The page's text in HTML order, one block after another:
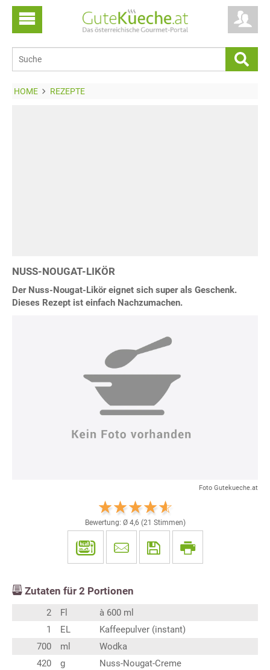
HOME REZEPTE
NUSS-NOUGAT-LIKÖR
Der Nuss-Nougat-Likör eignet sich super als Geschenk.
Dieses Rezept ist einfach Nachzumachen.
Foto Gutekueche.at
Bewertung: Ø 4,6 (21 Stimmen)
Zutaten für 2 Portionen
2 Fl
à 600 ml
1
EL
Kaffeepulver (instant)
700
ml
Wodka
420
g
Nuss-Nougat-Creme